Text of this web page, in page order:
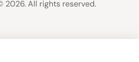
2026. All rights reserved.